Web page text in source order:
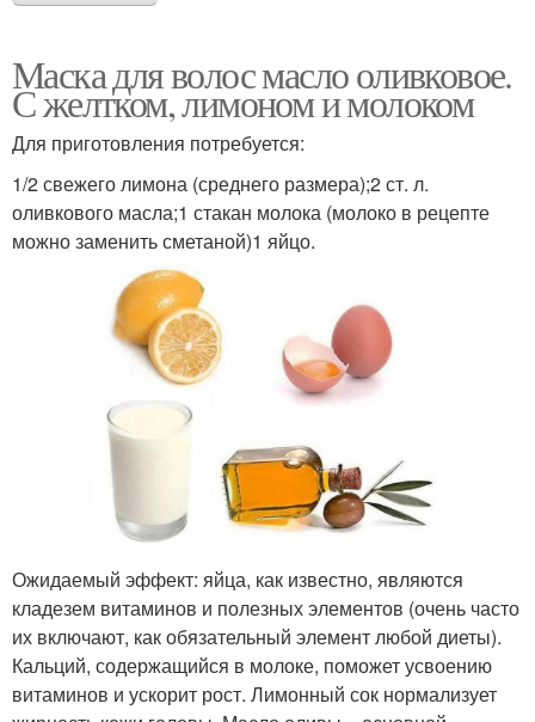
Маска для волос масло оливковое.
С желтком, лимоном и молоком
Для приготовления потребуется:
1/2 свежего лимона (среднего размера);2 ст. л.
оливкового масла;1 стакан молока (молоко в рецепте
можно заменить сметаной)1 яйцо.
Ожидаемый эффект: яйца, как известно, являются
кладезем витаминов и полезных элементов (очень часто
их включают, как обязательный элемент любой диеты).
Кальций, содержащийся в молоке, поможет усвоению
витаминов и ускорит рост. Лимонный сок нормализует